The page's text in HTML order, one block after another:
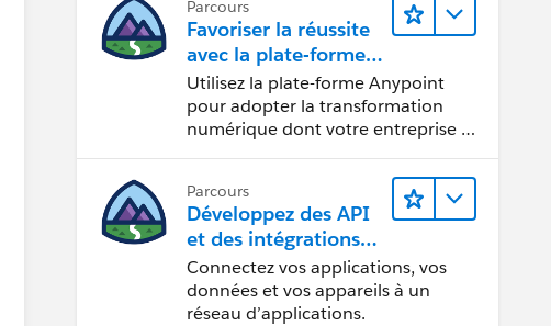
Parcours
Favoriser la réussite
avec la plate-forme
Anypoint de
MuleSoft
Utilisez la plate-forme Anypoint
pour adopter la transformation
numérique dont votre entreprise a
Parcours
Développez des API
et des intégrations
formidables avec
MuleSoft
Connectez vos applications, vos
données et vos appareils à un
réseau d’applications.